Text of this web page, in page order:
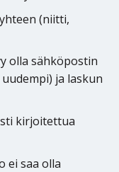
(niitti,
olla sähköpostin
ja laskun
kirjoitettua
ei saa olla